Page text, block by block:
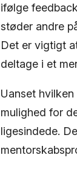
ifølge
støder andre
Det er vigtigt
deltage i et
Uanset
mulighed for
ligesindede.